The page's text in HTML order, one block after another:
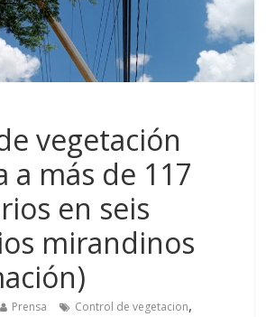
vegetación
a más de 117
en seis
mirandinos
Prensa Control de vegetacion,